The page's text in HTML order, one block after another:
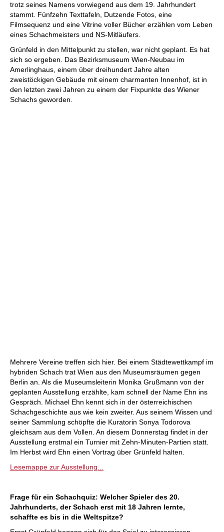
trotz seines Namens vorwiegend aus dem 19. Jahrhundert
stammt. Fünfzehn Texttafeln, Dutzende Fotos, eine
Filmsequenz und eine Vitrine voller Bücher erzählen vom Leben
eines Schachmeisters und NS-Mitläufers.
Grünfeld in den Mittelpunkt zu stellen, war nicht geplant. Es hat
sich so ergeben. Das Bezirksmuseum Wien-Neubau im
Amerlinghaus, einem über dreihundert Jahre alten
zweistöckigen Gebäude mit einem charmanten Innenhof, ist in
den letzten zwei Jahren zu einem der Fixpunkte des Wiener
Schachs geworden.
Mehrere Vereine treffen sich hier. Bei einem Städtewettkampf im
hybriden Schach trat Wien aus den Museumsräumen gegen
Berlin an. Als die Museumsleiterin Monika Grußmann von der
geplanten Ausstellung erzählte, kam schnell der Name Ehn ins
Gespräch. Michael Ehn kennt sich in der österreichischen
Schachgeschichte aus wie kein zweiter. Aus seinem Wissen und
seiner Sammlung schöpfte die Kuratorin Sonya Todorova
gleichsam aus dem Vollen. An diesem Donnerstag findet in der
Ausstellung erstmal ein Turnier mit Zehn-Minuten-Partien statt.
Im Herbst wird Ehn einen Vortrag über Grünfeld halten.
Lesemappe zur Ausstellung...
Frage für ein Schachquiz: Welcher Spieler des 20.
Jahrhunderts, der Schach erst mit 18 Jahren lernte,
schaffte es bis in die Weltspitze?